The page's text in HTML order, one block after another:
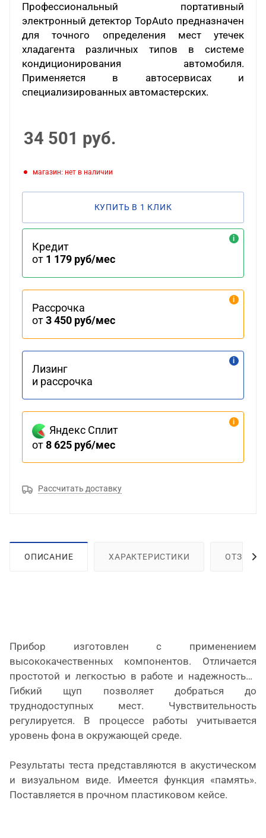
Профессиональный портативный
электронный детектор TopAuto предназначен
для точного определения мест утечек
хладагента различных типов в системе
кондиционирования автомобиля.
Применяется в автосервисах и
специализированных автомастерских.
34 501 руб.
Магазин: нет в наличии
КУПИТЬ В 1 КЛИК
Кредит
от 1 179 руб/мес
Рассрочка
от3 450 руб/мес
Лизинг
и рассрочка
Яндекс Сплит
от8 625 руб/мес
Рассчитать доставку
ОПИСАНИЕ ХАРАКТЕРИСТИКИ ОТЗЫВЫ
Прибор изготовлен с применением
высококачественных компонентов. Отличается
простотой и легкостью в работе и надежностью.
Гибкий щуп позволяет добраться до
труднодоступных мест. Чувствительность
регулируется. В процессе работы учитывается
уровень фона в окружающей среде.
Результаты теста представляются в акустическом
и визуальном виде. Имеется функция «память».
Поставляется в прочном пластиковом кейсе.